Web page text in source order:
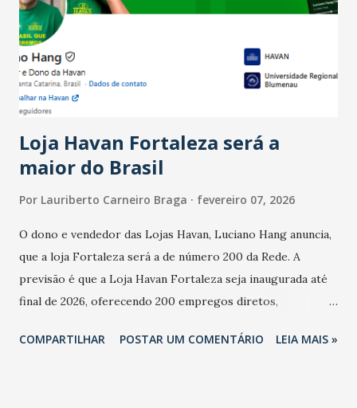
bares e restaurantes operaram com lucro e outros 40%
registraram equilíbrio financeiro. Já o percentual de
estabelecimentos no prejuízo ficou em 19%, pouco abaixo
do observado no mês anterior. Outros 1% não existiam em
novembro. Em relação a outubro, o faturamento também
cresceu. De acordo com a pesquisa, 44% dos n...
Loja Havan Fortaleza será a
maior do Brasil
Por Lauriberto Carneiro Braga fevereiro 07, 2026
O dono e vendedor das Lojas Havan, Luciano Hang anuncia,
que a loja Fortaleza será a de número 200 da Rede. A
previsão é que a Loja Havan Fortaleza seja inaugurada até
final de 2026, oferecendo 200 empregos diretos,
Havan Fortaleza ainda não foi anunciada oficialmente, mas
COMPARTILHAR POSTAR UM COMENTÁRIO LEIA MAIS »